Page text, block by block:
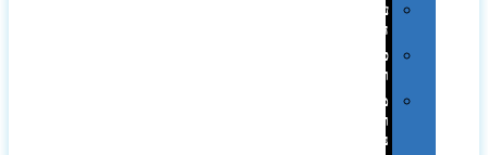
על
השולחן…
פינוק
וספא
מזוודות
ותיקי
נסיעות